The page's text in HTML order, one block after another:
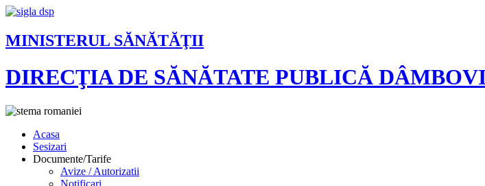
MINISTERUL SĂNĂTĂŢII
DIRECŢIA DE SĂNĂTATE PUBLICĂ
Acasa
Sesizari
Documente/Tarife
Avize / Autorizatii
Notificari